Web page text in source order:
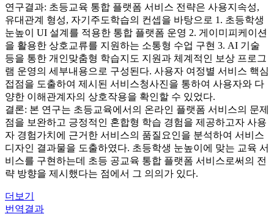
연구결과: 초등교육 통합 플랫폼 서비스 전략은 사용지속성,
유대관계 형성, 자기주도학습의 컨셉을 바탕으로 1. 초등학생
눈높이 UI 설계를 적용한 통합 플랫폼 운영 2. 게이미피케이션
을 활용한 상호교류를 지원하는 소통형 수업 구현 3. AI 기술
등을 통한 개인맞춤형 학습지도 지원과 체계적인 보상 프로그
램 운영의 세부내용으로 구성된다. 사용자 여정별 서비스 핵심
접점을 도출하여 제시된 서비스청사진을 통하여 사용자와 다
양한 이해관계자의 상호작용을 확인할 수 있었다.
결론: 본 연구는 초등교육에서의 온라인 플랫폼 서비스의 문제
점을 보완하고 긍정적인 혼합형 학습 경험을 제공하고자 사용
자 경험가치에 근거한 서비스의 품질요인을 분석하여 서비스
디자인 결과물을 도출하였다. 초등학생 눈높이에 맞는 교육 서
비스를 구현하는데 초등 공교육 통합 플랫폼 서비스로써의 전
략 방향을 제시했다는 점에서 그 의의가 있다.
더보기
번역결과